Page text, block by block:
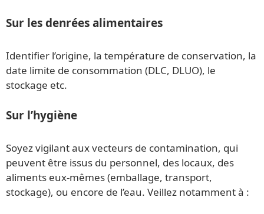
Sur les denrées alimentaires
Identifier l’origine, la température de conservation, la
date limite de consommation (DLC, DLUO), le
stockage etc.
Sur l’hygiène
Soyez vigilant aux vecteurs de contamination, qui
peuvent être issus du personnel, des locaux, des
aliments eux-mêmes (emballage, transport,
stockage), ou encore de l’eau. Veillez notamment à :